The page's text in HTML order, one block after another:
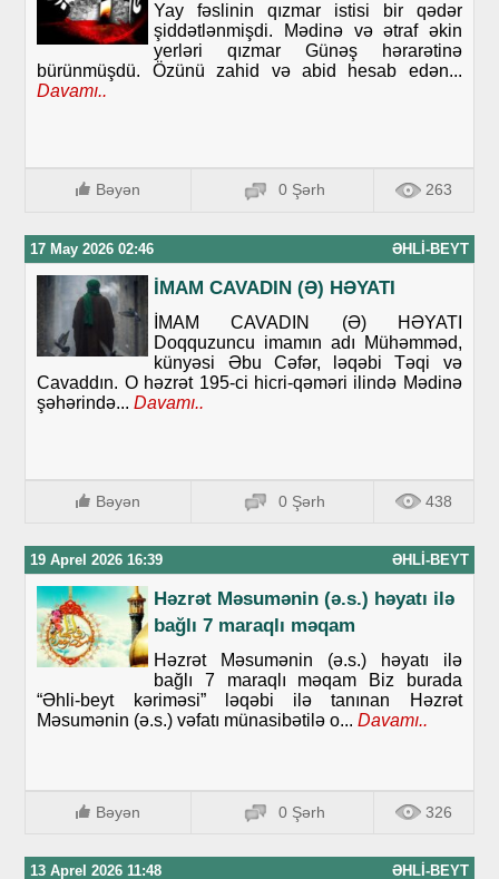
Yay fəslinin qızmar istisi bir qədər
şiddətlənmişdi. Mədinə və ətraf əkin
yerləri qızmar Günəş hərarətinə
bürünmüşdü. Özünü zahid və abid hesab edən...
Davamı..
Bəyən 0 Şərh 263
17 May 2026 02:46 ƏHLI-BEYT
İMAM CAVADIN (Ə) HƏYATI
İMAM CAVADIN (Ə) HƏYATI
Doqquzuncu imamın adı Mühəmməd,
künyəsi Əbu Cəfər, ləqəbi Təqi və
Cavaddın. O həzrət 195-ci hicri-qəməri ilində Mədinə
şəhərində... Davamı..
Bəyən 0 Şərh 438
19 Aprel 2026 16:39 ƏHLI-BEYT
Həzrət Məsumənin (ə.s.) həyatı ilə
bağlı 7 maraqlı məqam
Həzrət Məsumənin (ə.s.) həyatı ilə
bağlı 7 maraqlı məqam Biz burada
“Əhli-beyt kəriməsi” ləqəbi ilə tanınan Həzrət
Məsumənin (ə.s.) vəfatı münasibətilə o... Davamı..
Bəyən 0 Şərh 326
13 Aprel 2026 11:48 ƏHLI-BEYT